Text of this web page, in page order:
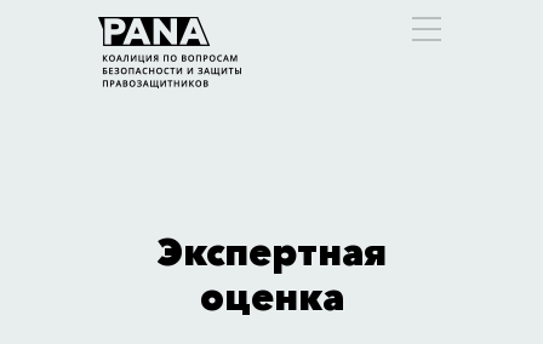
Экспертная
оценка